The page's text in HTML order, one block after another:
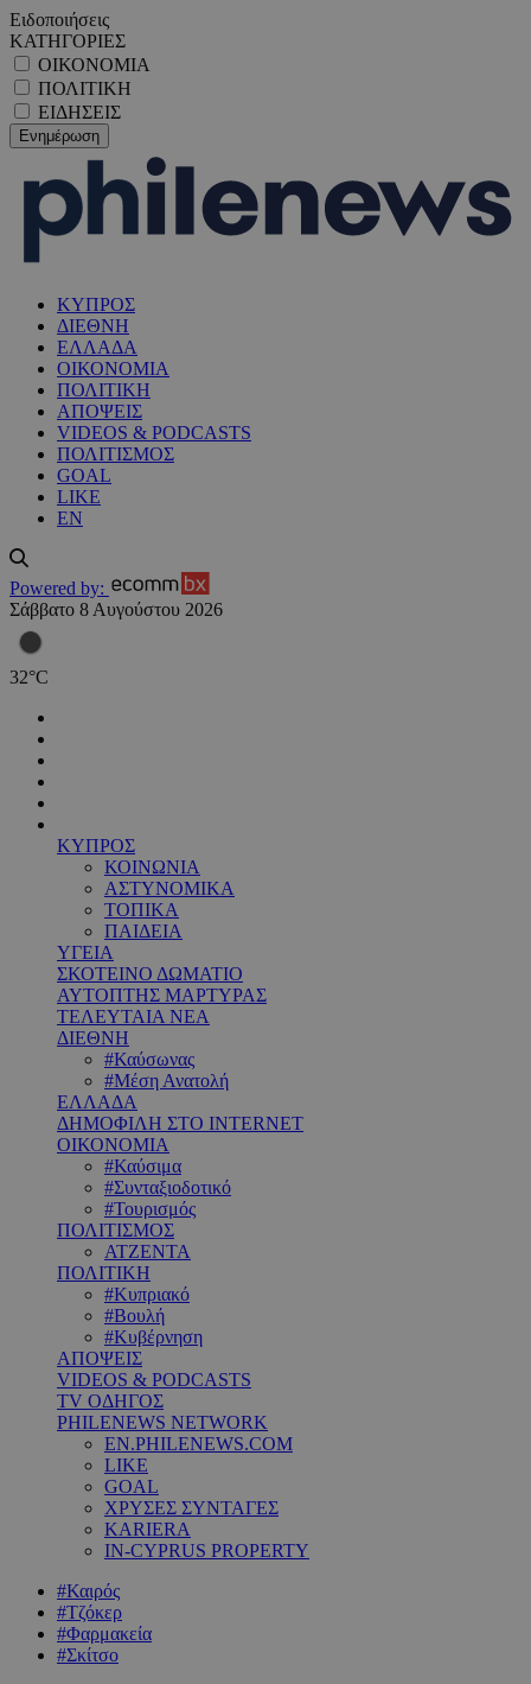
Ειδοποιήσεις
ΚΑΤΗΓΟΡΙΕΣ
ΟΙΚΟΝΟΜΙΑ
ΠΟΛΙΤΙΚΗ
ΕΙΔΗΣΕΙΣ
ΚΥΠΡΟΣ
ΔΙΕΘΝΗ
ΕΛΛΑΔΑ
ΟΙΚΟΝΟΜΙΑ
ΠΟΛΙΤΙΚΗ
ΑΠΟΨΕΙΣ
VIDEOS & PODCASTS
ΠΟΛΙΤΙΣΜΟΣ
GOAL
LIKE
EN
Powered by:
Σάββατο 8 Αυγούστου 2026
32°C
ΚΥΠΡΟΣ
ΚΟΙΝΩΝΙΑ
ΑΣΤΥΝΟΜΙΚΑ
ΤΟΠΙΚΑ
ΠΑΙΔΕΙΑ
ΥΓΕΙΑ
ΣΚΟΤΕΙΝΟ ΔΩΜΑΤΙΟ
ΑΥΤΟΠΤΗΣ ΜΑΡΤΥΡΑΣ
ΤΕΛΕΥΤΑΙΑ ΝΕΑ
ΔΙΕΘΝΗ
#Καύσωνας
#Μέση Ανατολή
ΕΛΛΑΔΑ
ΔΗΜΟΦΙΛΗ ΣΤΟ INTERNET
ΟΙΚΟΝΟΜΙΑ
#Καύσιμα
#Συνταξιοδοτικό
#Τουρισμός
ΠΟΛΙΤΙΣΜΟΣ
ΑΤΖΕΝΤΑ
ΠΟΛΙΤΙΚΗ
#Κυπριακό
#Βουλή
#Κυβέρνηση
ΑΠΟΨΕΙΣ
VIDEOS & PODCASTS
TV ΟΔΗΓΟΣ
PHILENEWS NETWORK
EN.PHILENEWS.COM
LIKE
GOAL
ΧΡΥΣΕΣ ΣΥΝΤΑΓΕΣ
KARIERA
IN-CYPRUS PROPERTY
#Καιρός
#Τζόκερ
#Φαρμακεία
#Σκίτσο